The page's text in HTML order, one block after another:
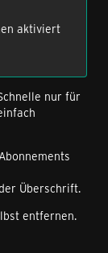
aktiviert
nur für
Überschrift.
entfernen.